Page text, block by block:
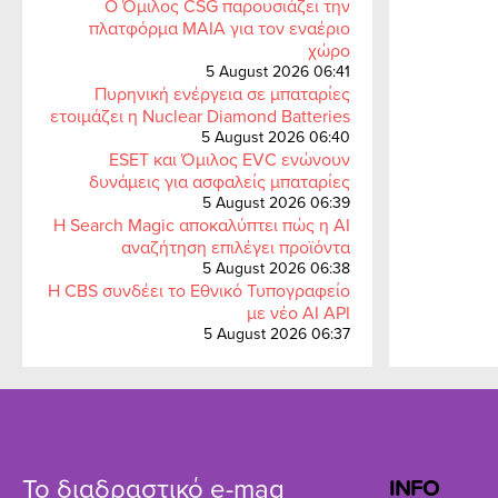
Ο Όμιλος CSG παρουσιάζει την
πλατφόρμα MAIA για τον εναέριο
χώρο
5 August 2026 06:41
Πυρηνική ενέργεια σε μπαταρίες
ετοιμάζει η Nuclear Diamond Batteries
5 August 2026 06:40
ESET και Όμιλος EVC ενώνουν
δυνάμεις για ασφαλείς μπαταρίες
5 August 2026 06:39
Η Search Magic αποκαλύπτει πώς η AI
αναζήτηση επιλέγει προϊόντα
5 August 2026 06:38
Η CBS συνδέει το Εθνικό Τυπογραφείο
με νέο AI API
5 August 2026 06:37
Το διαδραστικό e-mag INFO